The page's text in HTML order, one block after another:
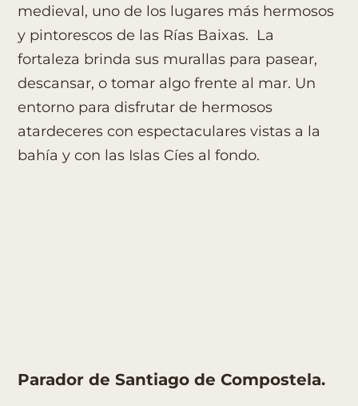
medieval, uno de los lugares más hermosos
y pintorescos de las Rías Baixas. La
fortaleza brinda sus murallas para pasear,
descansar, o tomar algo frente al mar. Un
entorno para disfrutar de hermosos
atardeceres con espectaculares vistas a la
bahía y con las Islas Cíes al fondo.
Parador de Santiago de Compostela.